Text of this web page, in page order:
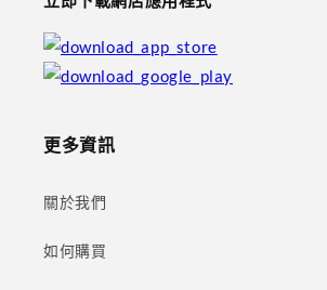
更多資訊
關於我們
如何購買